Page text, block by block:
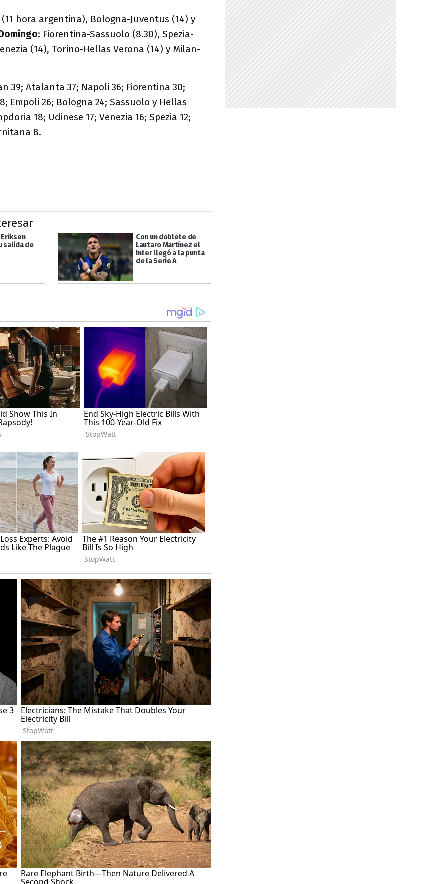
hora argentina), Bologna-Juventus (14) y
: Fiorentina-Sassuolo (8.30), Spezia-
(14), Torino-Hellas Verona (14) y Milan-
39; Atalanta 37; Napoli 36; Fiorentina 30;
Empoli 26; Bologna 24; Sassuolo y Hellas
18; Udinese 17; Venezia 16; Spezia 12;
8.
salida de
Con un doblete de
Lautaro Martínez el
Inter llegó a la punta
de la Serie A